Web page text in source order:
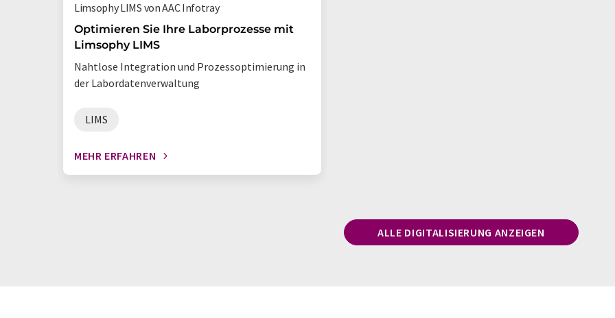
Limsophy LIMS von AAC Infotray
Optimieren Sie Ihre Laborprozesse mit
Limsophy LIMS
Nahtlose Integration und Prozessoptimierung in
der Labordatenverwaltung
LIMS
MEHR ERFAHREN
ALLE DIGITALISIERUNG ANZEIGEN